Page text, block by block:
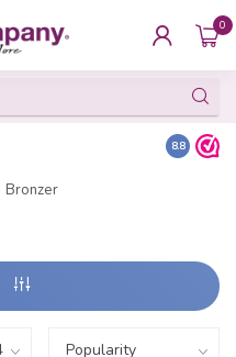
0
Besteld
8.8
Bronzer